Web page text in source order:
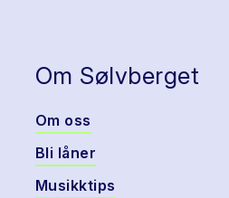
Om Sølvberget
Om oss
Bli låner
Musikktips